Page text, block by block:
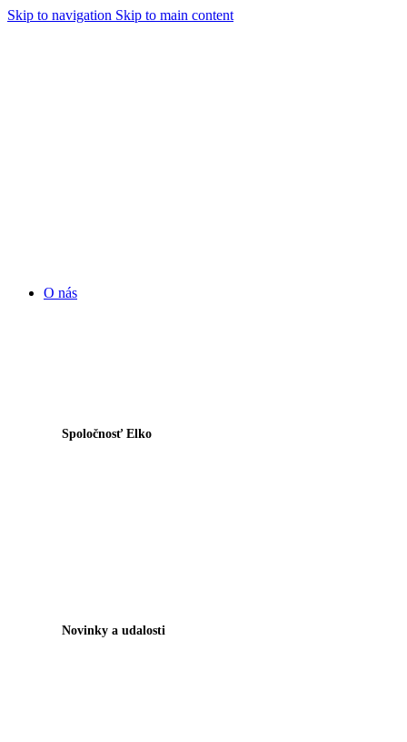
Skip to navigation Skip to main content
O nás
Spoločnosť Elko
Novinky a udalosti